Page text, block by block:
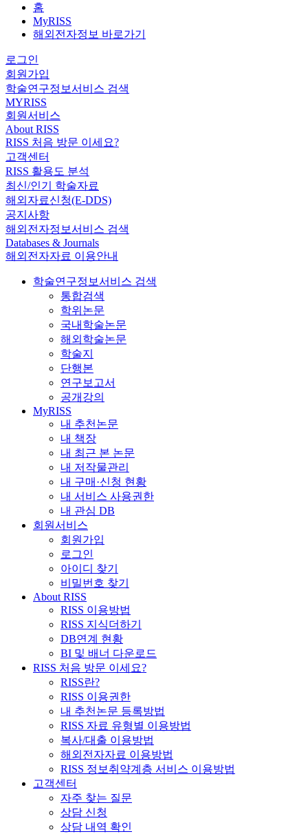
홈
MyRISS
해외전자정보 바로가기
로그인
회원가입
학술연구정보서비스 검색
MYRISS
회원서비스
About RISS
RISS 처음 방문 이세요?
고객센터
RISS 활용도 분석
최신/인기 학술자료
해외자료신청(E-DDS)
공지사항
해외전자정보서비스 검색
Databases & Journals
해외전자자료 이용안내
학술연구정보서비스 검색
통합검색
학위논문
국내학술논문
해외학술논문
학술지
단행본
연구보고서
공개강의
MyRISS
내 추천논문
내 책장
내 최근 본 논문
내 저작물관리
내 구매·신청 현황
내 서비스 사용권한
내 관심 DB
회원서비스
회원가입
로그인
아이디 찾기
비밀번호 찾기
About RISS
RISS 이용방법
RISS 지식더하기
DB연계 현황
BI 및 배너 다운로드
RISS 처음 방문 이세요?
RISS란?
RISS 이용권한
내 추천논문 등록방법
RISS 자료 유형별 이용방법
복사/대출 이용방법
해외전자자료 이용방법
RISS 정보취약계층 서비스 이용방법
고객센터
자주 찾는 질문
상담 신청
상담 내역 확인